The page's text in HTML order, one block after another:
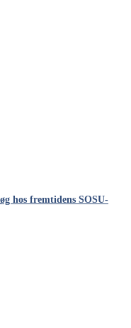
hos fremtidens SOSU-